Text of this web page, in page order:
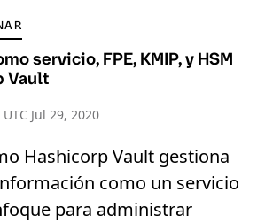
servicio, FPE, KMIP, y HSM
Vault
Jul 29, 2020
Hashicorp Vault gestiona
como un servicio
para administrar